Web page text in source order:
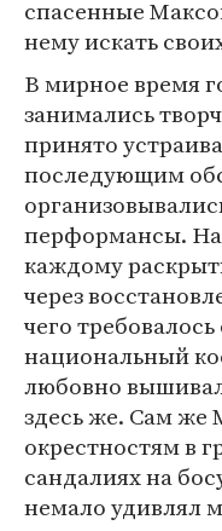
спасенные
нему искать
В мирное время
занимались
принято
последующим
перформансы.
каждому
через
чего требовалось
национальный
любовно
здесь же. Сам же
окрестностям в
сандалиях на
немало удивлял